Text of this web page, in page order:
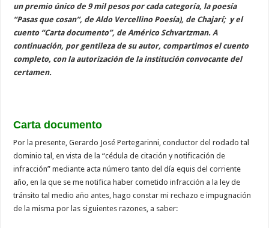
un premio único de 9 mil pesos por cada categoría, la poesía
“Pasas que cosan”, de Aldo Vercellino Poesía), de Chajarí; y el
cuento “Carta documento”, de Américo Schvartzman. A
continuación, por gentileza de su autor, compartimos el cuento
completo, con la autorización de la institución convocante del
certamen.
Carta documento
Por la presente, Gerardo José Pertegarinni, conductor del rodado tal
dominio tal, en vista de la “cédula de citación y notificación de
infracción” mediante acta número tanto del día equis del corriente
año, en la que se me notifica haber cometido infracción a la ley de
tránsito tal medio año antes, hago constar mi rechazo e impugnación
de la misma por las siguientes razones, a saber: